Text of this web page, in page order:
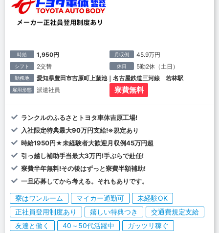
時給 1,950円 月収例 45.9万円
シフト 2交替 休日 5勤2休（土日）
勤務地 愛知県豊田市吉原町上藤池｜名古屋鉄道三河線 若林駅
雇用形態 派遣社員 寮費無料
ランクルのふるさとトヨタ車体吉原工場!
入社限定特典最大90万円支給!※規定あり
時給1950円★未経験者大歓迎月収例45万円超
引っ越し補助手当最大3万円!手ぶらで赴任!
寮費半年無料!その後はずっと寮費半額補助!
一旦応募してから考える。それもありです。
寮はワンルーム マイカー通勤可
未経験OK
正社員登用制度あり
嬉しい特典つき
交通費規定支給
友達と働く
40～50代活躍中
ガッツリ稼ぐ